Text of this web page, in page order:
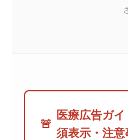
🚨
医療広告ガ
須表示・注意